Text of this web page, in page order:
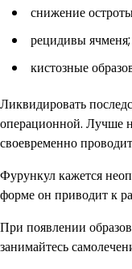
снижение
рецидивы ячменя;
кистозные
Ликвидировать
операционной. Лучше
своевременно
Фурункул кажется
форме он приводит к
При появлении
занимайтесь